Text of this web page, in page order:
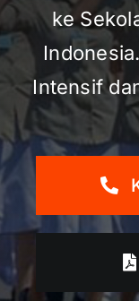
ke
Intensif